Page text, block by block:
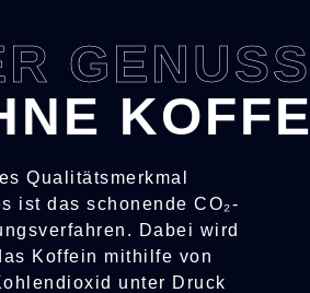
GENUSS
Qualitätsmerkmal
ist das schonende CO₂-
Dabei wird
Koffein mithilfe von
unter Druck